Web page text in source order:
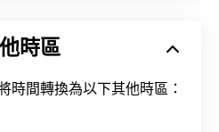
時區
時間轉換為以下其他時區：